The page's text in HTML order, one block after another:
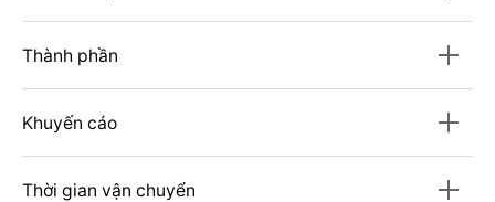
Thành phần
Khuyến cáo
Thời gian vận chuyển